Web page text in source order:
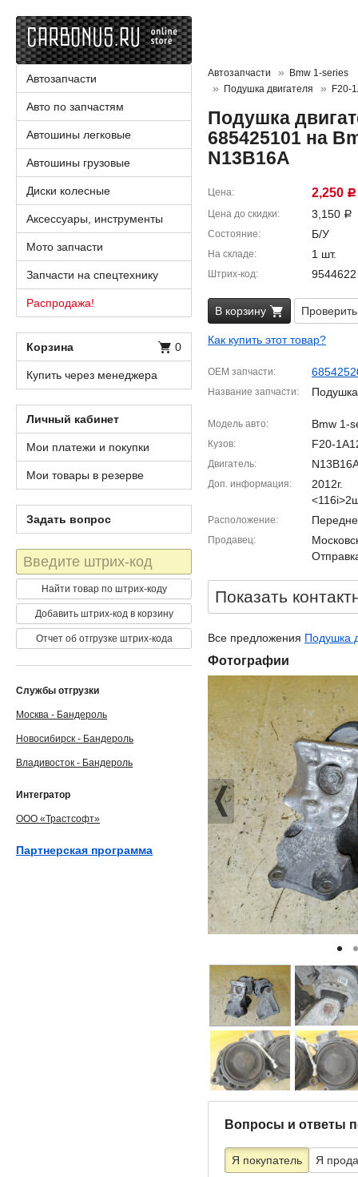
Автозапчасти
Bmw 1-series
Подушка двигателя
F20-
Подушка
685425101 на
N13B16A
Цена 2,250 Р
Цена до скидки 3,150 Р
Состояние Б/У
На складе 1 шт.
Штрих-код 9544622
В корзину
Как купить этот товар?
OEM запчасти
Название запчасти
Модель авто Bmw 1-
Кузов F20-
Двигатель
Доп. информация
2012г.
Расположение
Продавец
Показать
Все предложения Подушка
Фотографии
Вопросы и ответы
Я покупатель Я
Автозапчасти
Авто по запчастям
Автошины легковые
Автошины грузовые
Диски колесные
Аксессуары, инструменты
Мото запчасти
Запчасти на спецтехнику
Распродажа!
Корзина 0
Купить через менеджера
Личный кабинет
Мои платежи и покупки
Мои товары в резерве
Задать вопрос
Штрих-
код
Найти товар по штрих-коду
Добавить штрих-код в корзину
Отчет об отгрузке штрих-кода
Службы отгрузки
Москва - Бандероль
Новосибирск - Бандероль
Владивосток - Бандероль
Интегратор
ООО «Трастсофт»
Партнерская программа